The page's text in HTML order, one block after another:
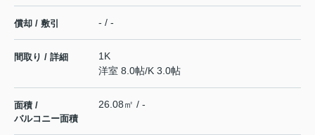
償却 / 敷引 - / -
間取り / 詳細
1K
洋室 8.0帖/K 3.0帖
面積 /
バルコニー面積
26.08㎡ / -